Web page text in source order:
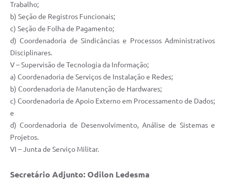
Trabalho;
b) Seção de Registros Funcionais;
c) Seção de Folha de Pagamento;
d) Coordenadoria de Sindicâncias e Processos Administrativos
Disciplinares.
V – Supervisão de Tecnologia da Informação;
a) Coordenadoria de Serviços de Instalação e Redes;
b) Coordenadoria de Manutenção de Hardwares;
c) Coordenadoria de Apoio Externo em Processamento de Dados;
e
d) Coordenadoria de Desenvolvimento, Análise de Sistemas e
Projetos.
VI – Junta de Serviço Militar.
Secretário Adjunto: Odilon Ledesma